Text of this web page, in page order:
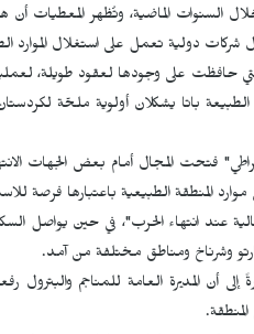
السنوات الماضية، وتُظهر المعطيات أن
دولية تعمل على استغلال الموارد
التي حافظت على وجودها لعقود طويلة،
الطبيعة باتا يشكلان أولوية ملحّة
فتحت المجال أمام بعض الجهات
المنطقة الطبيعية باعتبارها فرصة
عند انتهاء الحرب"، في حين يواصل
وشرناخ ومناطق مختلفة من آمد.
أن المديرة العامة للمناجم والبترول